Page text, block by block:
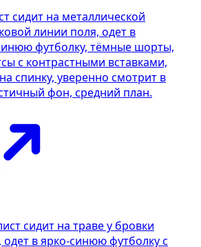
сидит на металлической
линии поля, одет в
футболку, тёмные шорты,
с контрастными вставками,
спинку, уверенно смотрит в
фон, средний план.